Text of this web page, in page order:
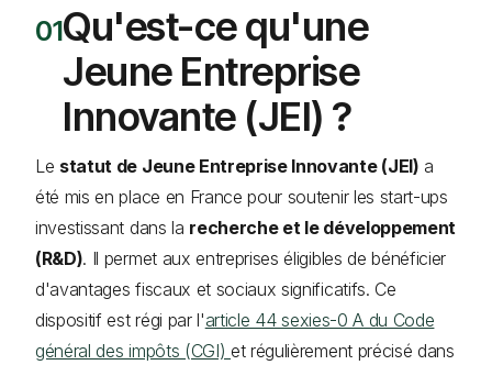
Qu'est-ce qu'une
Jeune Entreprise
Innovante (JEI) ?
Le statut de Jeune Entreprise Innovante (JEI) a
été mis en place en France pour soutenir les start-ups
investissant dans la recherche et le développement
(R&D). Il permet aux entreprises éligibles de bénéficier
d'avantages fiscaux et sociaux significatifs. Ce
dispositif est régi par l'article 44 sexies-0 A du Code
général des impôts (CGI) et régulièrement précisé dans